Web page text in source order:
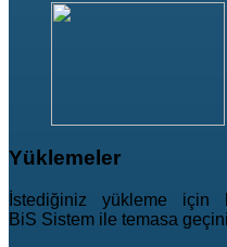
Yüklemeler
İstediğiniz yükleme için
BiS Sistem ile temasa